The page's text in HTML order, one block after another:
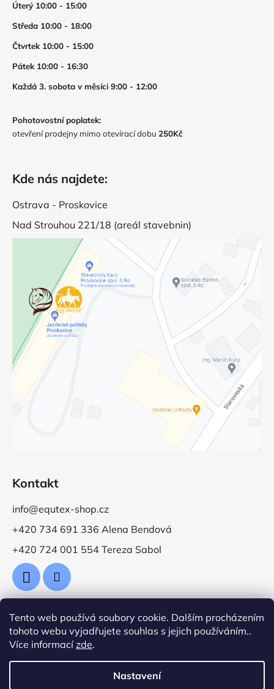
Tento web používá soubory cookie. Dalším procházením
tohoto webu vyjadřujete souhlas s jejich používáním..
Více informacízde.
Nastavení
Úterý 10:00 - 15:00
Středa 10:00 - 18:00
Čtvrtek 10:00 - 15:00
Pátek 10:00 - 16:30
Každá 3. sobota v měsíci 9:00 - 12:00
Pohotovostní poplatek:
otevření prodejny mimo otevírací dobu 250Kč
Kde nás najdete:
Ostrava - Proskovice
Nad Strouhou 221/18 (areál stavebnin)
Kontakt
info@equtex-shop.cz
+420 734 691 336 Alena Bendová
+420 724 001 554 Tereza Sabol
Přijímáme online platby